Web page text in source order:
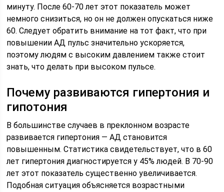
минуту. После 60-70 лет этот показатель может
немного снизиться, но он не должен опускаться ниже
60. Следует обратить внимание на тот факт, что при
повышении АД пульс значительно ускоряется,
поэтому людям с высоким давлением также стоит
знать, что делать при высоком пульсе.
Почему развиваются гипертония и
гипотония
В большинстве случаев в преклонном возрасте
развивается гипертония — АД становится
повышенным. Статистика свидетельствует, что в 60
лет гипертония диагностируется у 45% людей. В 70-90
лет этот показатель существенно увеличивается.
Подобная ситуация объясняется возрастными